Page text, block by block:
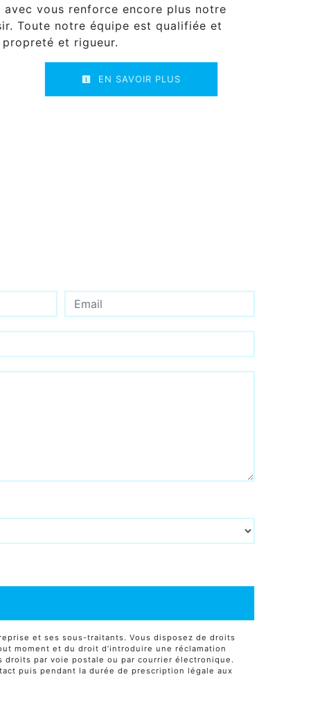
vous renforce encore plus notre
Toute notre équipe est qualifiée et
et rigueur.
EN SAVOIR PLUS
et ses sous-traitants. Vous disposez de droits
moment et du droit d’introduire une réclamation
droits par voie postale ou par courrier électronique.
puis pendant la durée de prescription légale aux